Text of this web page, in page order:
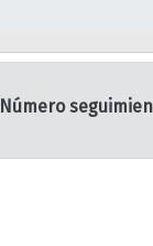
Número